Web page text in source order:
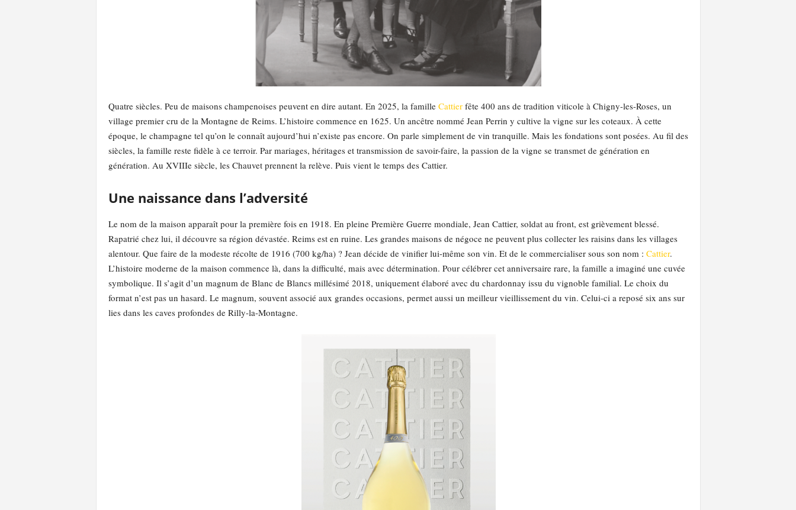
Quatre siècles. Peu de maisons champenoises peuvent en dire autant. En 2025, la famille Cattier fête 400 ans de tradition viticole à Chigny-les-Roses, un
village premier cru de la Montagne de Reims. L’histoire commence en 1625. Un ancêtre nommé Jean Perrin y cultive la vigne sur les coteaux. À cette
époque, le champagne tel qu’on le connaît aujourd’hui n’existe pas encore. On parle simplement de vin tranquille. Mais les fondations sont posées. Au fil des
siècles, la famille reste fidèle à ce terroir. Par mariages, héritages et transmission de savoir-faire, la passion de la vigne se transmet de génération en
génération. Au XVIIIe siècle, les Chauvet prennent la relève. Puis vient le temps des Cattier.
Une naissance dans l’adversité
Le nom de la maison apparaît pour la première fois en 1918. En pleine Première Guerre mondiale, Jean Cattier, soldat au front, est grièvement blessé.
Rapatrié chez lui, il découvre sa région dévastée. Reims est en ruine. Les grandes maisons de négoce ne peuvent plus collecter les raisins dans les villages
alentour. Que faire de la modeste récolte de 1916 (700 kg/ha) ? Jean décide de vinifier lui-même son vin. Et de le commercialiser sous son nom : Cattier.
L’histoire moderne de la maison commence là, dans la difficulté, mais avec détermination. Pour célébrer cet anniversaire rare, la famille a imaginé une cuvée
symbolique. Il s’agit d’un magnum de Blanc de Blancs millésimé 2018, uniquement élaboré avec du chardonnay issu du vignoble familial. Le choix du
format n’est pas un hasard. Le magnum, souvent associé aux grandes occasions, permet aussi un meilleur vieillissement du vin. Celui-ci a reposé six ans sur
lies dans les caves profondes de Rilly-la-Montagne.